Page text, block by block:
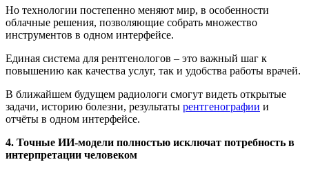
Но технологии постепенно меняют мир, в особенности
облачные решения, позволяющие собрать множество
инструментов в одном интерфейсе.
Единая система для рентгенологов – это важный шаг к
повышению как качества услуг, так и удобства работы врачей.
В ближайшем будущем радиологи смогут видеть открытые
задачи, историю болезни, результаты рентгенографии и
отчёты в одном интерфейсе.
4. Точные ИИ-модели полностью исключат потребность в
интерпретации человеком